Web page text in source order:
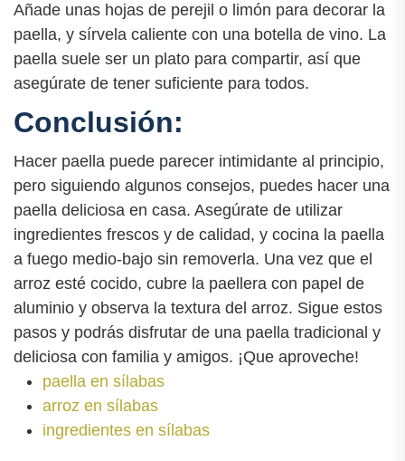
Añade unas hojas de perejil o limón para decorar la
paella, y sírvela caliente con una botella de vino. La
paella suele ser un plato para compartir, así que
asegúrate de tener suficiente para todos.
Conclusión:
Hacer paella puede parecer intimidante al principio,
pero siguiendo algunos consejos, puedes hacer una
paella deliciosa en casa. Asegúrate de utilizar
ingredientes frescos y de calidad, y cocina la paella
a fuego medio-bajo sin removerla. Una vez que el
arroz esté cocido, cubre la paellera con papel de
aluminio y observa la textura del arroz. Sigue estos
pasos y podrás disfrutar de una paella tradicional y
deliciosa con familia y amigos. ¡Que aproveche!
paella en sílabas
arroz en sílabas
ingredientes en sílabas